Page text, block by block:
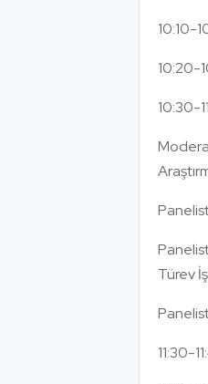
10:10-
10:20-
10:30-
Türev
11:30-